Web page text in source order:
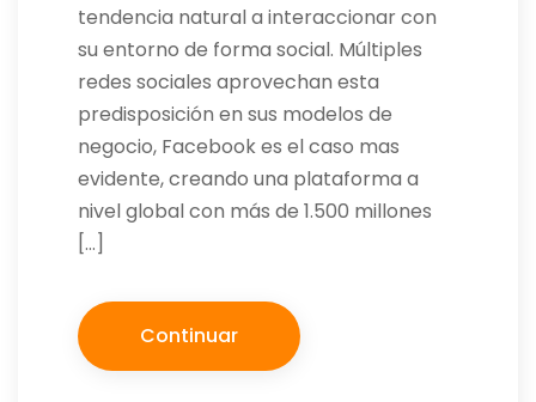
tendencia natural a interaccionar con
su entorno de forma social. Múltiples
redes sociales aprovechan esta
predisposición en sus modelos de
negocio, Facebook es el caso mas
evidente, creando una plataforma a
nivel global con más de 1.500 millones
[…]
Continuar